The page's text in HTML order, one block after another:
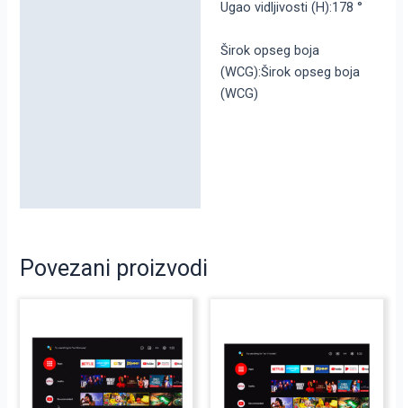
Ugao vidljivosti (H):178 °
Širok opseg boja
(WCG):Širok opseg boja
(WCG)
Povezani proizvodi